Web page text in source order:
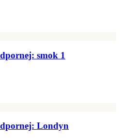
smok 1
Londyn